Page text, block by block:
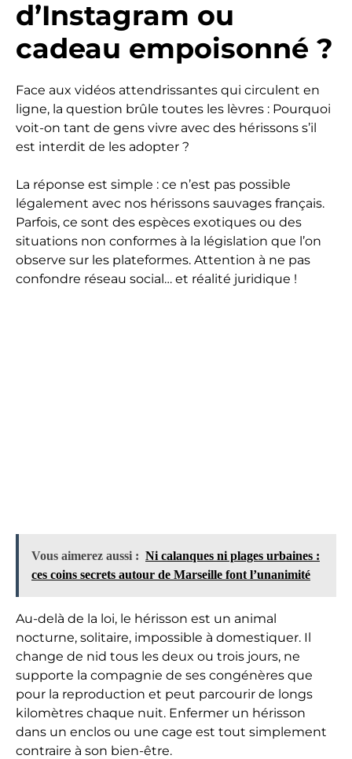
d’Instagram ou
cadeau empoisonné ?
Face aux vidéos attendrissantes qui circulent en
ligne, la question brûle toutes les lèvres : Pourquoi
voit-on tant de gens vivre avec des hérissons s’il
est interdit de les adopter ?
La réponse est simple : ce n’est pas possible
légalement avec nos hérissons sauvages français.
Parfois, ce sont des espèces exotiques ou des
situations non conformes à la législation que l’on
observe sur les plateformes. Attention à ne pas
confondre réseau social… et réalité juridique !
Vous aimerez aussi : Ni calanques ni plages urbaines :
ces coins secrets autour de Marseille font l’unanimité
Au-delà de la loi, le hérisson est un animal
nocturne, solitaire, impossible à domestiquer. Il
change de nid tous les deux ou trois jours, ne
supporte la compagnie de ses congénères que
pour la reproduction et peut parcourir de longs
kilomètres chaque nuit. Enfermer un hérisson
dans un enclos ou une cage est tout simplement
contraire à son bien-être.